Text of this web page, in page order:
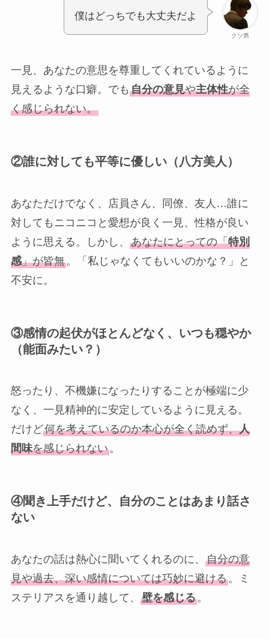
クソ男
僕はどっちでも大丈夫だよ
一見、あなたの意思を尊重してくれているように
見えるような口癖。でも 自分の意見や主体性が全
く感じられない。
②誰に対しても平等に優しい（八方美人）
あなただけでなく、店員さん、同僚、友人…誰に
対してもニコニコと愛想が良く一見、性格が良い
ように思える。しかし、 あなたにとっての「特別
感」が皆無。「私じゃなくてもいいのかな？」と
不安に。
③感情の起伏がほとんどなく、いつも穏やか
（能面みたい？）
怒ったり、不機嫌になったりすることが極端に少
なく、一見精神的に安定しているように見える。
だけど何を考えているのか本心が全く読めず、人
間味を感じられない。
④聞き上手だけど、自分のことはあまり話さ
ない
あなたの話は熱心に聞いてくれるのに、 自分の意
見や過去、深い感情については巧妙に避ける。ミ
ステリアスを通り越して、 壁を感じる。